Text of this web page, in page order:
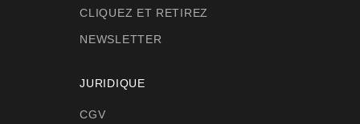
CLIQUEZ ET RETIREZ
NEWSLETTER
JURIDIQUE
CGV